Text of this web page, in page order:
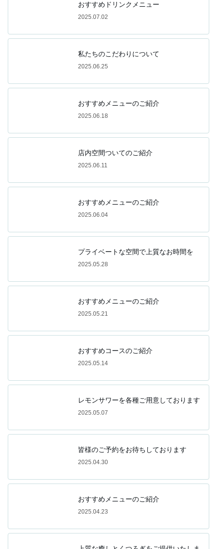
おすすめドリンクメニュー
2025.07.02
私たちのこだわりについて
2025.06.25
おすすめメニューのご紹介
2025.06.18
店内空間ついてのご紹介
2025.06.11
おすすめメニューのご紹介
2025.06.04
プライベートな空間で上質なお時間を
2025.05.28
おすすめメニューのご紹介
2025.05.21
おすすめコースのご紹介
2025.05.14
レモンサワーを各種ご用意しております
2025.05.07
皆様のご予約をお待ちしております
2025.04.30
おすすめメニューのご紹介
2025.04.23